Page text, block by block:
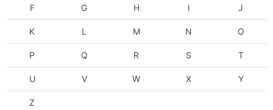
F G H I J
K L M N O
P Q R S T
U V W X Y
Z